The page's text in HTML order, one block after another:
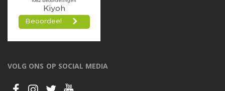
VOLG ONS OP SOCIAL MEDIA